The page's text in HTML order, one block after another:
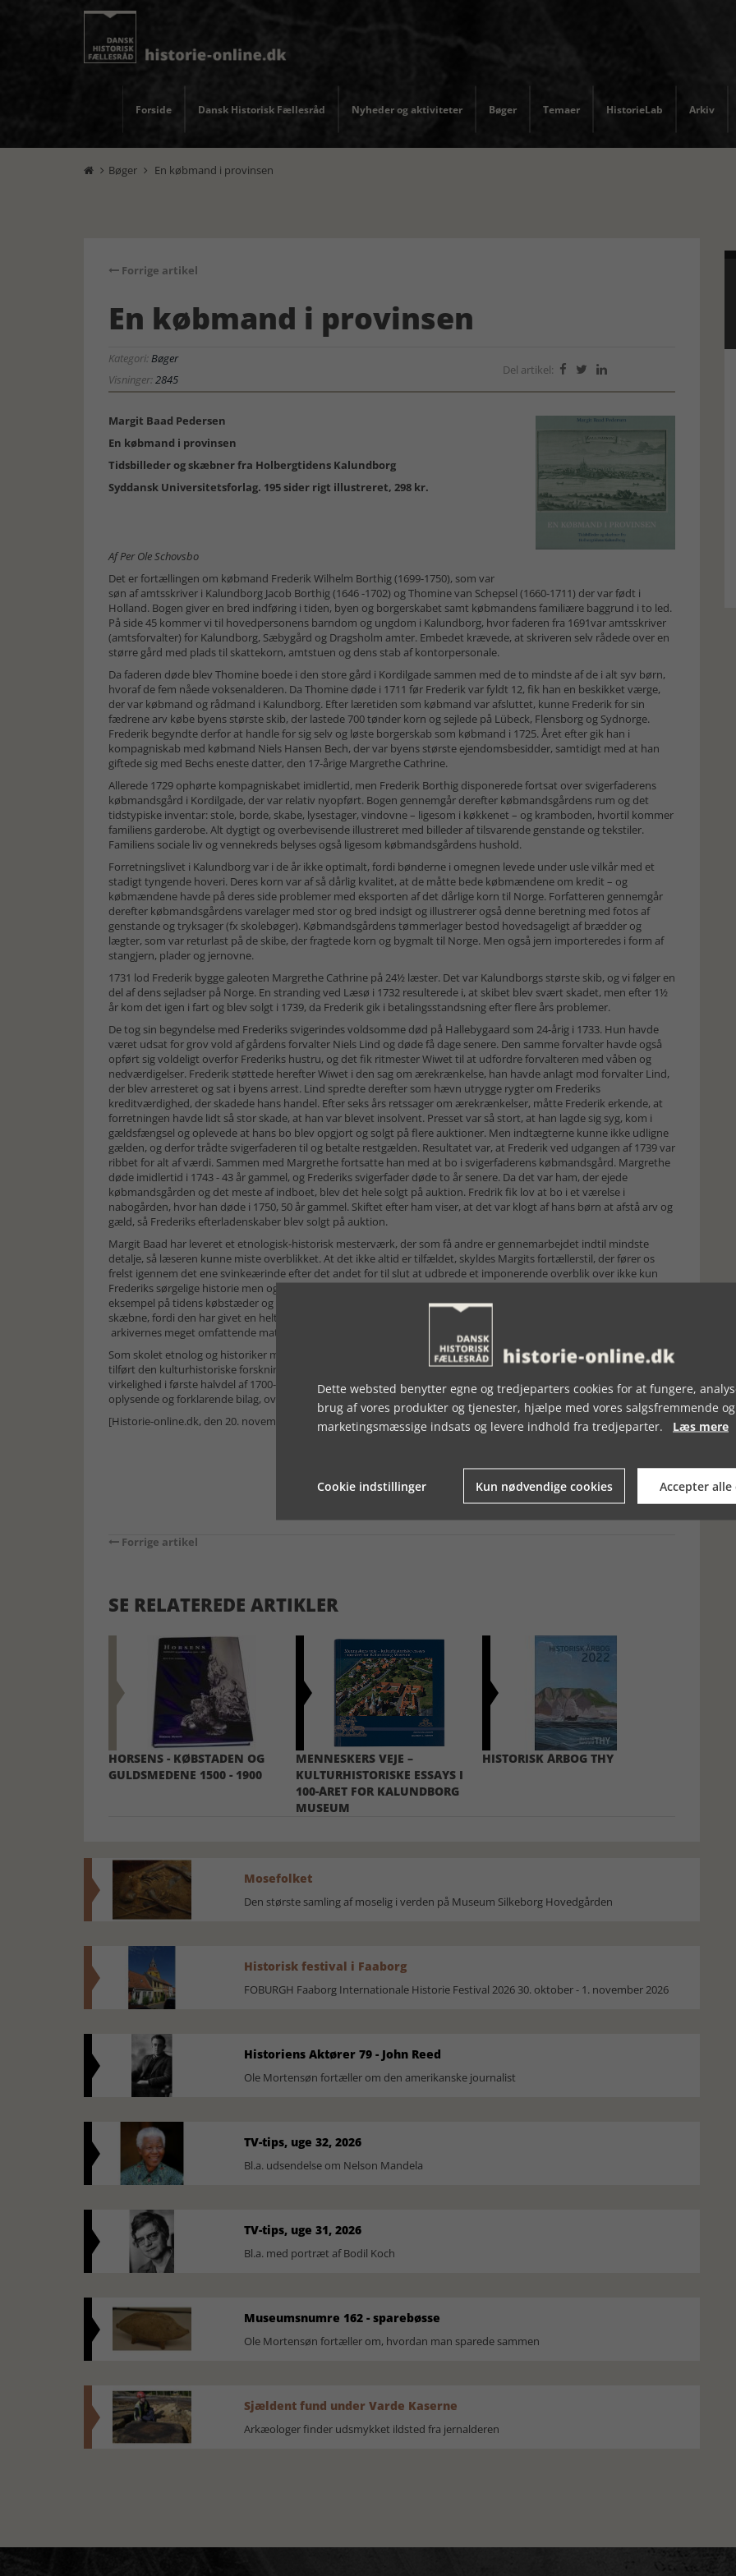
Forside Dansk Historisk Fællesråd Nyheder og aktiviteter Bøger Temaer HistorieLab Arkiv
 Bøger  En købmand i provinsen
Forrige artikel
En købmand i provinsen
Kategori:Bøger
Visninger:2845
Del artikel:   
Margit Baad Pedersen
En købmand i provinsen
Tidsbilleder og skæbner fra Holbergtidens Kalundborg
Syddansk Universitetsforlag. 195 sider rigt illustreret, 298 kr.
Af Per Ole Schovsbo
Det er fortællingen om købmand Frederik Wilhelm Borthig (1699-1750), som var
søn af amtsskriver i Kalundborg Jacob Borthig (1646 -1702) og Thomine van Schepsel (1660-1711) der var født i
Holland. Bogen giver en bred indføring i tiden, byen og borgerskabet samt købmandens familiære baggrund i to led.
På side 45 kommer vi til hovedpersonens barndom og ungdom i Kalundborg, hvor faderen fra 1691var amtsskriver
(amtsforvalter) for Kalundborg, Sæbygård og Dragsholm amter. Embedet krævede, at skriveren selv rådede over en
større gård med plads til skattekorn, amtstuen og dens stab af kontorpersonale.
Da faderen døde blev Thomine boede i den store gård i Kordilgade sammen med de to mindste af de i alt syv børn,
hvoraf de fem nåede voksenalderen. Da Thomine døde i 1711 før Frederik var fyldt 12, fik han en beskikket værge,
der var købmand og rådmand i Kalundborg. Efter læretiden som købmand var afsluttet, kunne Frederik for sin
fædrene arv købe byens største skib, der lastede 700 tønder korn og sejlede på Lübeck, Flensborg og Sydnorge.
Frederik begyndte derfor at handle for sig selv og løste borgerskab som købmand i 1725. Året efter gik han i
kompagniskab med købmand Niels Hansen Bech, der var byens største ejendomsbesidder, samtidigt med at han
giftede sig med Bechs eneste datter, den 17-årige Margrethe Cathrine.
Allerede 1729 ophørte kompagniskabet imidlertid, men Frederik Borthig disponerede fortsat over svigerfaderens
købmandsgård i Kordilgade, der var relativ nyopført. Bogen gennemgår derefter købmandsgårdens rum og det
tidstypiske inventar: stole, borde, skabe, lysestager, vindovne – ligesom i køkkenet – og kramboden, hvortil kommer
familiens garderobe. Alt dygtigt og overbevisende illustreret med billeder af tilsvarende genstande og tekstiler.
Familiens sociale liv og vennekreds belyses også ligesom købmandsgårdens hushold.
Forretningslivet i Kalundborg var i de år ikke optimalt, fordi bønderne i omegnen levede under usle vilkår med et
stadigt tyngende hoveri. Deres korn var af så dårlig kvalitet, at de måtte bede købmændene om kredit – og
købmændene havde på deres side problemer med eksporten af det dårlige korn til Norge. Forfatteren gennemgår
derefter købmandsgårdens varelager med stor og bred indsigt og illustrerer også denne beretning med fotos af
genstande og tryksager (fx skolebøger). Købmandsgårdens tømmerlager bestod hovedsageligt af brædder og
lægter, som var returlast på de skibe, der fragtede korn og bygmalt til Norge. Men også jern importeredes i form af
stangjern, plader og jernovne.
1731 lod Frederik bygge galeoten Margrethe Cathrine på 24½ læster. Det var Kalundborgs største skib, og vi følger en
del af dens sejladser på Norge. En stranding ved Læsø i 1732 resulterede i, at skibet blev svært skadet, men efter 1½
år kom det igen i fart og blev solgt i 1739, da Frederik gik i betalingsstandsning efter flere års problemer.
De tog sin begyndelse med Frederiks svigerindes voldsomme død på Hallebygaard som 24-årig i 1733. Hun havde
været udsat for grov vold af gårdens forvalter Niels Lind og døde få dage senere. Den samme forvalter havde også
opført sig voldeligt overfor Frederiks hustru, og det fik ritmester Wiwet til at udfordre forvalteren med våben og
nedværdigelser. Frederik støttede herefter Wiwet i den sag om ærekrænkelse, han havde anlagt mod forvalter Lind,
der blev arresteret og sat i byens arrest. Lind spredte derefter som hævn utrygge rygter om Frederiks
kreditværdighed, der skadede hans handel. Efter seks års retssager om ærekrænkelser, måtte Frederik erkende, at
forretningen havde lidt så stor skade, at han var blevet insolvent. Presset var så stort, at han lagde sig syg, kom i
gældsfængsel og oplevede at hans bo blev opgjort og solgt på flere auktioner. Men indtægterne kunne ikke udligne
gælden, og derfor trådte svigerfaderen til og betalte restgælden. Resultatet var, at Frederik ved udgangen af 1739 var
ribbet for alt af værdi. Sammen med Margrethe fortsatte han med at bo i svigerfaderens købmandsgård. Margrethe
døde imidlertid i 1743 - 43 år gammel, og Frederiks svigerfader døde to år senere. Da det var ham, der ejede
købmandsgården og det meste af indboet, blev det hele solgt på auktion. Fredrik fik lov at bo i et værelse i
nabogården, hvor han døde i 1750, 50 år gammel. Skiftet efter ham viser, at det var klogt af hans børn at afstå arv og
gæld, så Frederiks efterladenskaber blev solgt på auktion.
Margit Baad har leveret et etnologisk-historisk mesterværk, der som få andre er gennemarbejdet indtil mindste
detalje, så læseren kunne miste overblikket. At det ikke altid er tilfældet, skyldes Margits fortællerstil, der fører os
frelst igennem det ene svinkeærinde efter det andet for til slut at udbrede et imponerende overblik over ikke kun
Frederiks sørgelige historie men også over 1700-tallets borgerskab i Kalundborg. Værket bringer således et helstøbt
eksempel på tidens købstæder og deres borgerskab, og vi kan derfor med Margit glæde os over Frederiks sørgelige
skæbne, fordi den har givet en helt enestående mulighed for at lære ham og hans samtid at kende gennem
arkivernes meget omfattende materiale.
Som skolet etnolog og historiker med mange års forskning og museumsledelse i ryggen har Margit med denne bog
tilført den kulturhistoriske forskning og formidling et væsentligt bidrag til forståelse af de mindre købstæders
virkelighed i første halvdel af 1700-tallet. Tekstens utrolige detaljerigdom følges op med et relevant noteapparat,
oplysende og forklarende bilag, oversigt over de anvendte kilder og naturligvis en fyldig litteraturoversigt.
[Historie-online.dk, den 20. november 2024]
Forrige artikel
SE RELATEREDE ARTIKLER
HORSENS - KØBSTADEN OG
GULDSMEDENE 1500 - 1900
MENNESKERS VEJE –
KULTURHISTORISKE ESSAYS I
100-ÅRET FOR KALUNDBORG
MUSEUM
HISTORISK ÅRBOG THY
Mosefolket
Den største samling af moselig i verden på Museum Silkeborg Hovedgården
Historisk festival i Faaborg
FOBURGH Faaborg Internationale Historie Festival 2026 30. oktober - 1. november 2026
Historiens Aktører 79 - John Reed
Ole Mortensøn fortæller om den amerikanske journalist
TV-tips, uge 32, 2026
Bl.a. udsendelse om Nelson Mandela
TV-tips, uge 31, 2026
Bl.a. med portræt af Bodil Koch
Museumsnumre 162 - sparebøsse
Ole Mortensøn fortæller om, hvordan man sparede sammen
Sjældent fund under Varde Kaserne
Arkæologer finder udsmykket ildsted fra jernalderen
Dette websted benytter egne og tredjeparters cookies for at fungere,
brug af vores produkter og tjenester, hjælpe med vores salgsfremmende og
marketingsmæssige indsats og levere indhold fra tredjeparter. Læs mere
Cookie indstillinger Kun nødvendige cookies Accepter alle